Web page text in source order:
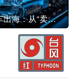
中国汽车出海：从“卖出去”到“走进去”